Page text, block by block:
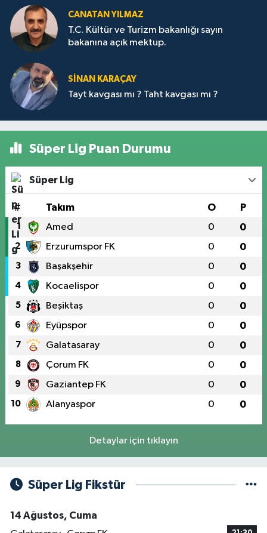
CANATAN YILMAZ
T.C. Kültür ve Turizm bakanlığı sayın
bakanına açık mektup.
SİNAN KARAÇAY
Tayt kavgası mı ? Taht kavgası mı ?
Süper Lig Puan Durumu
Süper Lig
# Takım O P
1 Amed 0 0
2 Erzurumspor FK 0 0
3 Başakşehir 0 0
4 Kocaelispor 0 0
5 Beşiktaş 0 0
6 Eyüpspor 0 0
7 Galatasaray 0 0
8 Çorum FK 0 0
9 Gaziantep FK 0 0
10 Alanyaspor 0 0
Detaylar için tıklayın
Süper Lig Fikstür
14 Ağustos, Cuma